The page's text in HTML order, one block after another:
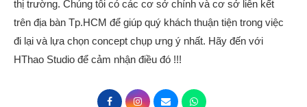
thị trường. Chúng tôi có các cơ sở chính và cơ sở liên kết
trên địa bàn Tp.HCM để giúp quý khách thuận tiện trong việc
đi lại và lựa chọn concept chụp ưng ý nhất. Hãy đến với
HThao Studio để cảm nhận điều đó !!!